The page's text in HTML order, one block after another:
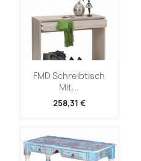
FMD Schreibtisch
Mit...
258,31 €